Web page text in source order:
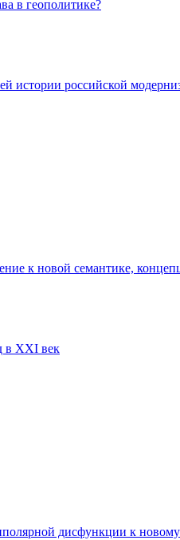
в геополитике?
истории российской
к новой семантике,
в ХХI век
дисфункции к